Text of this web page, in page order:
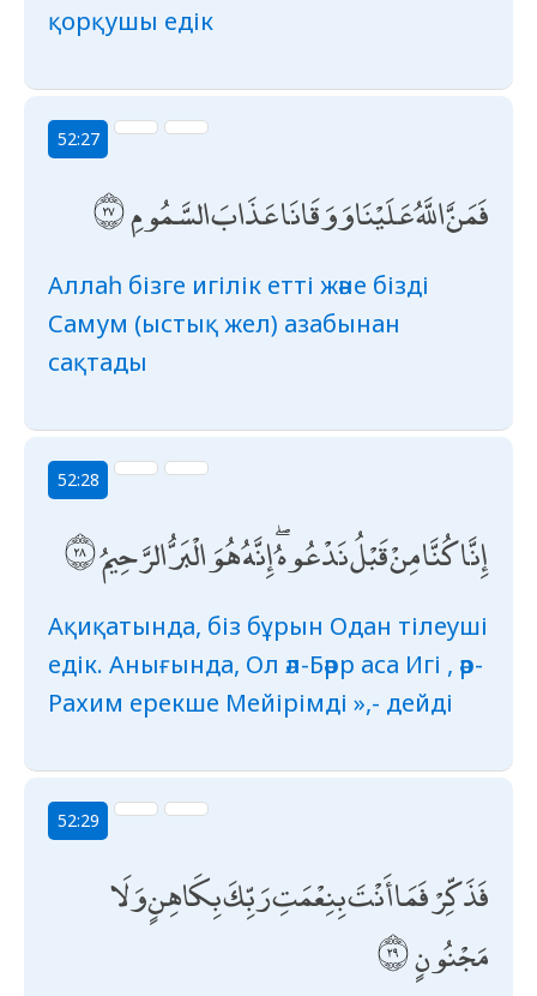
қорқушы едік
52:27
فَمَنَّ اللَّهُ عَلَيْنَا وَوَقَانَا عَذَابَ السَّمُومِ
Аллаһ бізге игілік етті және бізді
Самум (ыстық жел) азабынан
сақтады
52:28
إِنَّا كُنَّا مِنْ قَبْلُ نَدْعُوهُ ۖ إِنَّهُ هُوَ الْبَرُّ الرَّحِيمُ
Ақиқатында, біз бұрын Одан тілеуші
едік. Анығында, Ол әл-Бәрр аса Игі , әр-
Рахим ерекше Мейірімді »,- дейді
52:29
فَذَكِّرْ فَمَا أَنْتَ بِنِعْمَتِ رَبِّكَ بِكَاهِنٍ وَلَا
مَجْنُونٍ